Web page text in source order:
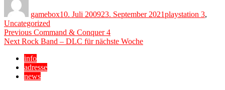
gamebox10. Juli 200923. September 2021playstation 3,
Uncategorized
Beitragsnavigation
Previous Previous
post:
Command & Conquer 4
Next Next
Rock Band – DLC für nächste Woche
info
adresse
news